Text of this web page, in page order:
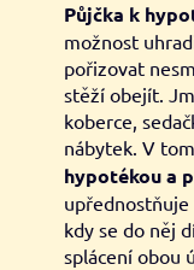
Půjčka k
možnost
pořizovat
stěží obejít.
koberce,
nábytek. V
hypotékou a
upřednostňuje
kdy se do něj
splácení obou